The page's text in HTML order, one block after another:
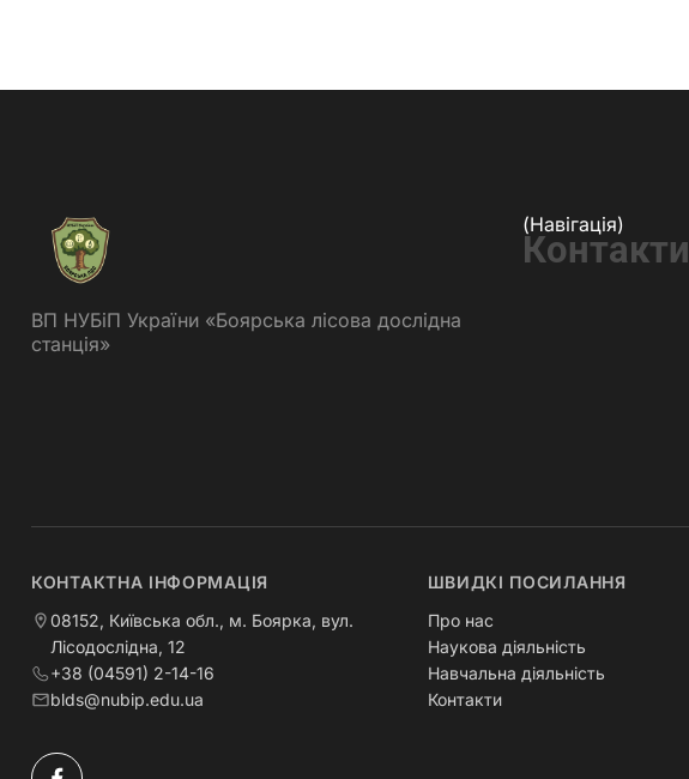
ВП НУБіП України «Боярська лісова дослідна
станція»
(Навігація)
Контакти
КОНТАКТНА ІНФОРМАЦІЯ
08152, Київська обл., м. Боярка, вул.
Лісодослідна, 12
+38 (04591) 2-14-16
blds@nubip.edu.ua
ШВИДКІ ПОСИЛАННЯ
Про нас
Наукова діяльність
Навчальна діяльність
Контакти